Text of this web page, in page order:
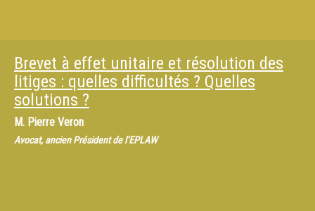
Brevet à effet unitaire et résolution des
litiges : quelles difficultés ? Quelles
solutions ?
M. Pierre Veron
Avocat, ancien Président de l’EPLAW